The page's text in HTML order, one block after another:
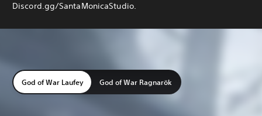
Discord.gg/SantaMonicaStudio.
God of War Laufey God of War Ragnarök